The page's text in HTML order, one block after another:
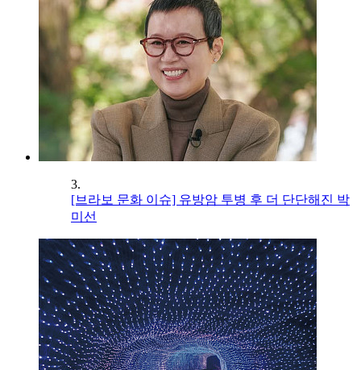
3.
[브라보 문화 이슈] 유방암 투병 후 더 단단해진 박
미선